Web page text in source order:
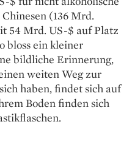
(136 Mrd.
54 Mrd. US-$ auf Platz
bloss ein kleiner
bildliche Erinnerung,
weiten Weg zur
haben, findet sich auf
Boden finden sich